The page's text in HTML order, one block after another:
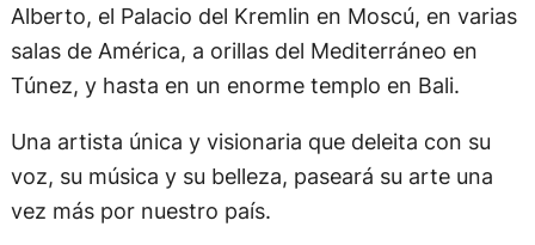
Alberto, el Palacio del Kremlin en Moscú, en varias
salas de América, a orillas del Mediterráneo en
Túnez, y hasta en un enorme templo en Bali.
Una artista única y visionaria que deleita con su
voz, su música y su belleza, paseará su arte una
vez más por nuestro país.